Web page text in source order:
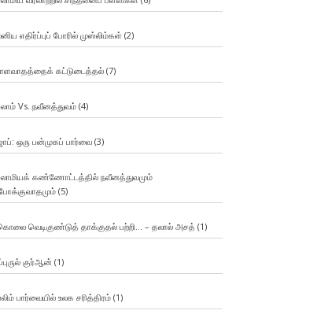
எதிர்ப்புப் போரில் முஸ்லிம்கள் (2)
கட்டுடைத்தல்(7)
Vs. நவீனத்துவம்(4)
ஒரு பன்முகப் பார்வை(3)
கண்ணோட்டத்தில் நவீனத்துவமும்
(5)
வெடிகுண்டுத் தாக்குதல் பற்றி… – தலால் அசத் (1)
குர்ஆன் (1)
பார்வையில் உலக சரித்திரம்(1)